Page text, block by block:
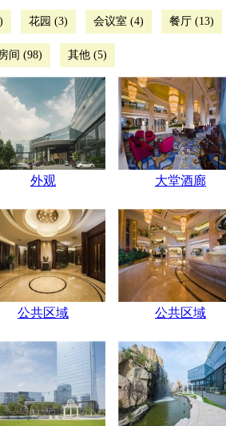
花园 (3) 会议室 (4) 餐厅 (13)
房间 (98) 其他 (5)
外观 大堂酒廊
公共区域 公共区域